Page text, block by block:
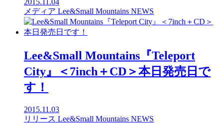
2015.11.04
メディア Lee&Small Mountains NEWS
Lee&Small Mountains『Teleport
City』＜7inch＋CD＞本日発売日で
す！
2015.11.03
リリース Lee&Small Mountains NEWS